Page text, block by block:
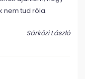
nem tud róla.
Sárközi László